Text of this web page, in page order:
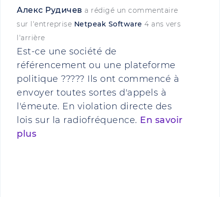
Алекс Рудичев a rédigé un commentaire
sur l'entreprise Netpeak Software 4 ans vers
l'arrière
Est-ce une société de
référencement ou une plateforme
politique ????? Ils ont commencé à
envoyer toutes sortes d'appels à
l'émeute. En violation directe des
lois sur la radiofréquence. En savoir
plus